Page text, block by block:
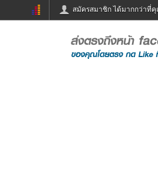
สมัครสมาชิก ได้มากกว่าที่
ฟังวิท
Email